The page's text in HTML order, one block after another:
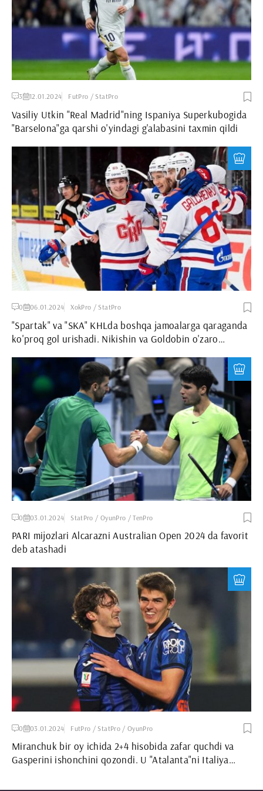
3 12.01.2024 FutPro / StatPro
Vasiliy Utkin "Real Madrid"ning Ispaniya Superkubogida
"Barselona"ga qarshi o'yindagi g'alabasini taxmin qildi
0 06.01.2024 XokPro / StatPro
"Spartak" va "SKA" KHLda boshqa jamoalarga qaraganda
ko'proq gol urishadi. Nikishin va Goldobin o'zaro
0 03.01.2024 StatPro / OyunPro / TenPro
PARI mijozlari Alcarazni Australian Open 2024 da favorit
deb atashadi
0 03.01.2024 FutPro / StatPro / OyunPro
Miranchuk bir oy ichida 2+4 hisobida zafar quchdi va
Gasperini ishonchini qozondi. U "Atalanta"ni Italiya